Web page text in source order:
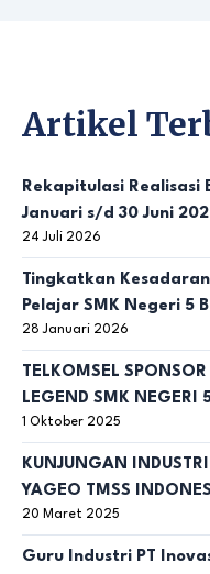
Artikel
Rekapitulasi Realisasi
Januari s/d 30 Juni
24 Juli 2026
Tingkatkan
Pelajar SMK Negeri 5
28 Januari 2026
TELKOMSEL
LEGEND SMK NEGERI
1 Oktober 2025
KUNJUNGAN
YAGEO TMSS
20 Maret 2025
Guru Industri PT